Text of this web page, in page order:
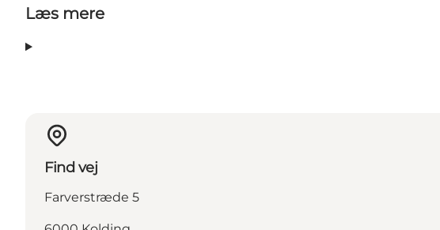
Læs mere
Find vej
Farverstræde 5